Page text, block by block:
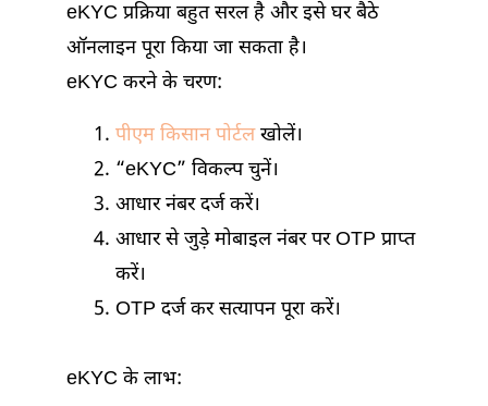
eKYC प्रक्रिया बहुत सरल है और इसे घर बैठे
ऑनलाइन पूरा किया जा सकता है।
eKYC करने के चरण:
पीएम किसान पोर्टलखोलें।
“eKYC” विकल्प चुनें।
आधार नंबर दर्ज करें।
आधार से जुड़े मोबाइल नंबर पर OTP प्राप्त
करें।
OTP दर्ज कर सत्यापन पूरा करें।
eKYC के लाभ: